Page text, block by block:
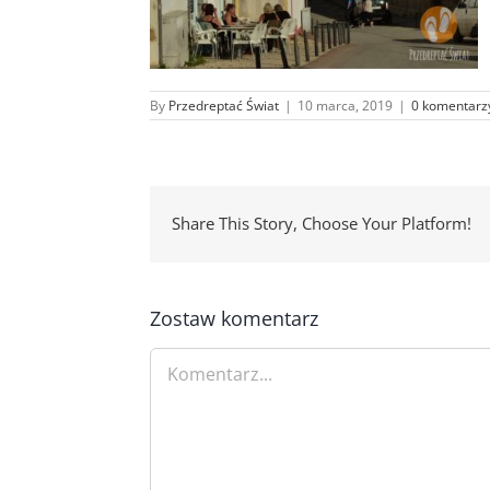
By Przedreptać Świat | 10 marca, 2019 | 0
Share This Story, Choose Your Platform!
Zostaw komentarz
Comment